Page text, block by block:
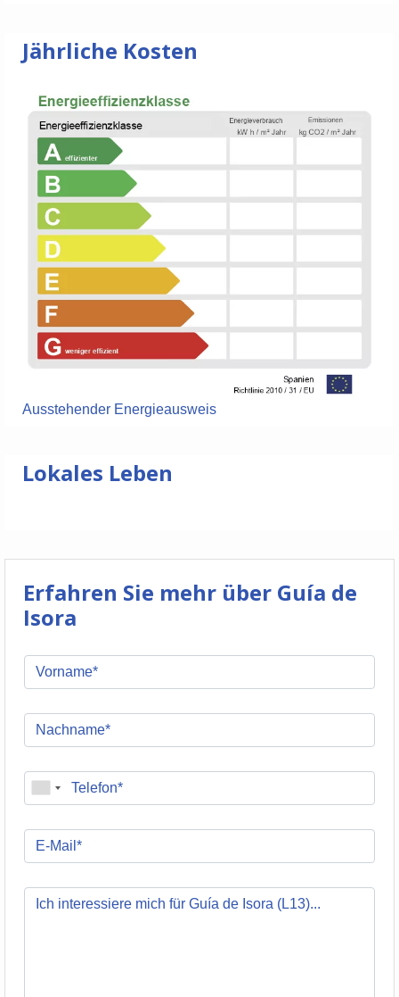
Jährliche Kosten
Ausstehender Energieausweis
Lokales Leben
Erfahren Sie mehr über Guía de
Isora